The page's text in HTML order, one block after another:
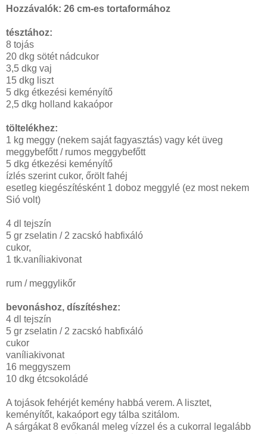
Hozzávalók: 26 cm-es tortaformához
tésztához:
8 tojás
20 dkg sötét nádcukor
3,5 dkg vaj
15 dkg liszt
5 dkg étkezési keményítő
2,5 dkg holland kakaópor
töltelékhez:
1 kg meggy (nekem saját fagyasztás) vagy két üveg
meggybefőtt / rumos meggybefőtt
5 dkg étkezési keményítő
ízlés szerint cukor, őrölt fahéj
esetleg kiegészítésként 1 doboz meggylé (ez most nekem
Sió volt)
4 dl tejszín
5 gr zselatin / 2 zacskó habfixáló
cukor,
1 tk.vaníliakivonat
rum / meggylikőr
bevonáshoz, díszítéshez:
4 dl tejszín
5 gr zselatin / 2 zacskó habfixáló
cukor
vaníliakivonat
16 meggyszem
10 dkg étcsokoládé
A tojások fehérjét kemény habbá verem. A lisztet,
keményítőt, kakaóport egy tálba szitálom.
A sárgákat 8 evőkanál meleg vízzel és a cukorral legalább